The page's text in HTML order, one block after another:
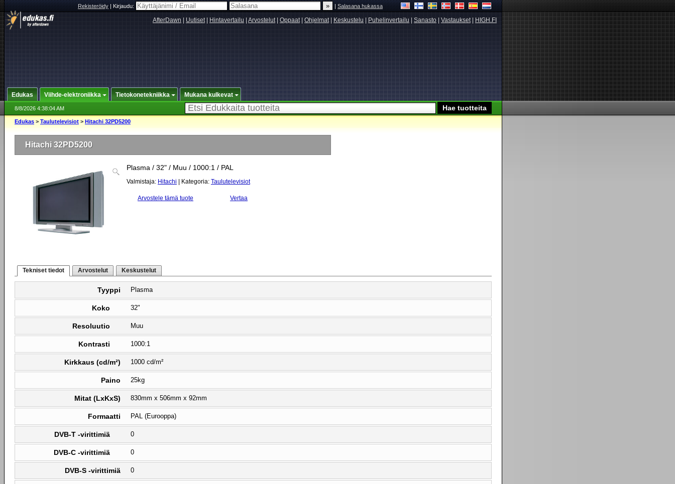
Rekisteröidy|Kirjaudu: |Salasana hukassa
AfterDawn Uutiset| Hintavertailu Arvostelut| Oppaat| Ohjelmat| Keskustelu Puhelinvertailu Sanasto Vastaukset| HIGH.FI
Edukas Viihde-elektroniikka Tietokonetekniikka Mukana kulkevat
8/8/2026 4:38:04 AM
Edukas > Taulutelevisiot > Hitachi 32PD5200
Hitachi 32PD5200
Plasma / 32" / Muu / 1000:1 / PAL
Valmistaja: Hitachi | Kategoria: Taulutelevisiot
Arvostele tämä tuote Vertaa
Tekniset tiedot Arvostelut Keskustelut
Tyyppi Plasma
Koko 32"
Resoluutio Muu
Kontrasti 1000:1
Kirkkaus (cd/m²) 1000 cd/m²
Paino 25kg
Mitat (LxKxS) 830mm x 506mm x 92mm
Formaatti PAL (Eurooppa)
DVB-T -virittimiä 0
DVB-C -virittimiä 0
DVB-S -virittimiä 0